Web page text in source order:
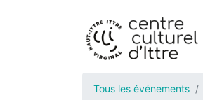
Tous les événements